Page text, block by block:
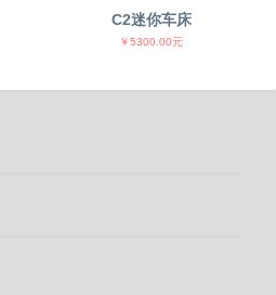
C2迷你车床
￥5300.00元